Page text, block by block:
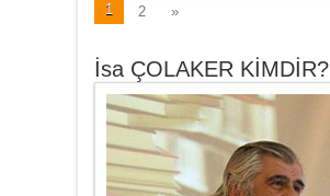
1 2 »
İsa ÇOLAKER KİMDİR?